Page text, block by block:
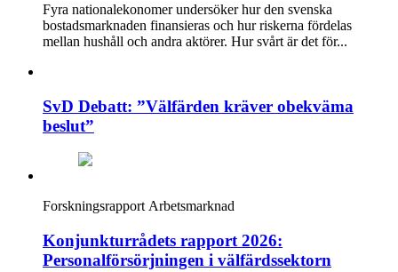
Fyra nationalekonomer undersöker hur den svenska
bostadsmarknaden finansieras och hur riskerna fördelas
mellan hushåll och andra aktörer. Hur svårt är det för...
SvD Debatt: ”Välfärden kräver obekväma
beslut”
Forskningsrapport Arbetsmarknad
Konjunkturrådets rapport 2026:
Personalförsörjningen i välfärdssektorn